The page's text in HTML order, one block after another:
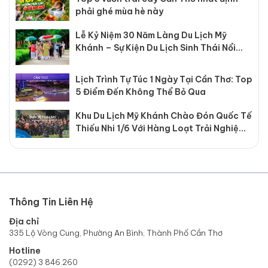
phải ghé mùa hè này
Lễ Kỷ Niệm 30 Năm Làng Du Lịch Mỹ
Khánh – Sự Kiện Du Lịch Sinh Thái Nổi
Lịch Trình Tự Túc 1 Ngày Tại Cần Thơ: Top
5 Điểm Đến Không Thể Bỏ Qua
Khu Du Lịch Mỹ Khánh Chào Đón Quốc Tế
Thiếu Nhi 1/6 Với Hàng Loạt Trải Nghiệm
Thông Tin Liên Hệ
Địa chỉ
335 Lộ Vòng Cung, Phường An Bình, Thành Phố Cần Thơ
Hotline
(0292) 3 846.260